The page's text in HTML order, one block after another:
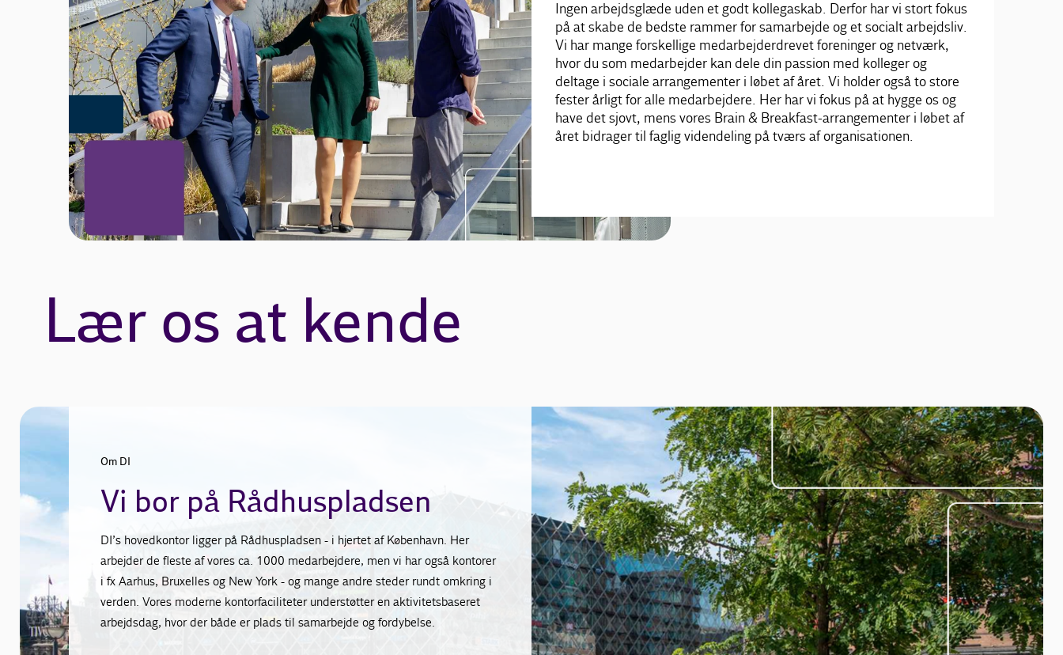
Ingen arbejdsglæde uden et godt kollegaskab. Derfor har vi stort fokus
på at skabe de bedste rammer for samarbejde og et socialt arbejdsliv.
Vi har mange forskellige medarbejderdrevet foreninger og netværk,
hvor du som medarbejder kan dele din passion med kolleger og
deltage i sociale arrangementer i løbet af året. Vi holder også to store
fester årligt for alle medarbejdere. Her har vi fokus på at hygge os og
have det sjovt, mens vores Brain & Breakfast-arrangementer i løbet af
året bidrager til faglig videndeling på tværs af organisationen.
Lær os at kende
Om DI
Vi bor på Rådhuspladsen
DI’s hovedkontor ligger på Rådhuspladsen - i hjertet af København. Her
arbejder de fleste af vores ca. 1000 medarbejdere, men vi har også kontorer
i fx Aarhus, Bruxelles og New York - og mange andre steder rundt omkring i
verden. Vores moderne kontorfaciliteter understøtter en aktivitetsbaseret
arbejdsdag, hvor der både er plads til samarbejde og fordybelse.